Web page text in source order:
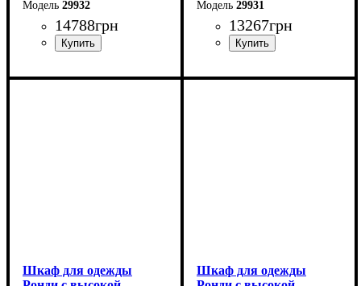
29932
14788грн
Ширина: 160 см
29931
13267грн
Ширина: 160 см
Шкаф для одежды
Шкаф для одежды